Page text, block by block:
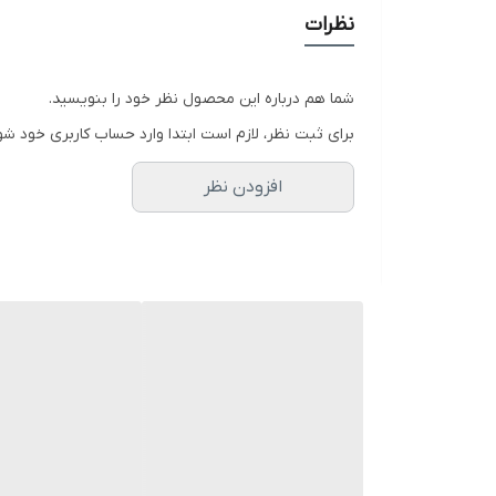
نظرات
شما هم درباره این محصول نظر خود را بنویسید.
برای ثبت نظر، لازم است ابتدا وارد حساب کاربری خود
افزودن نظر